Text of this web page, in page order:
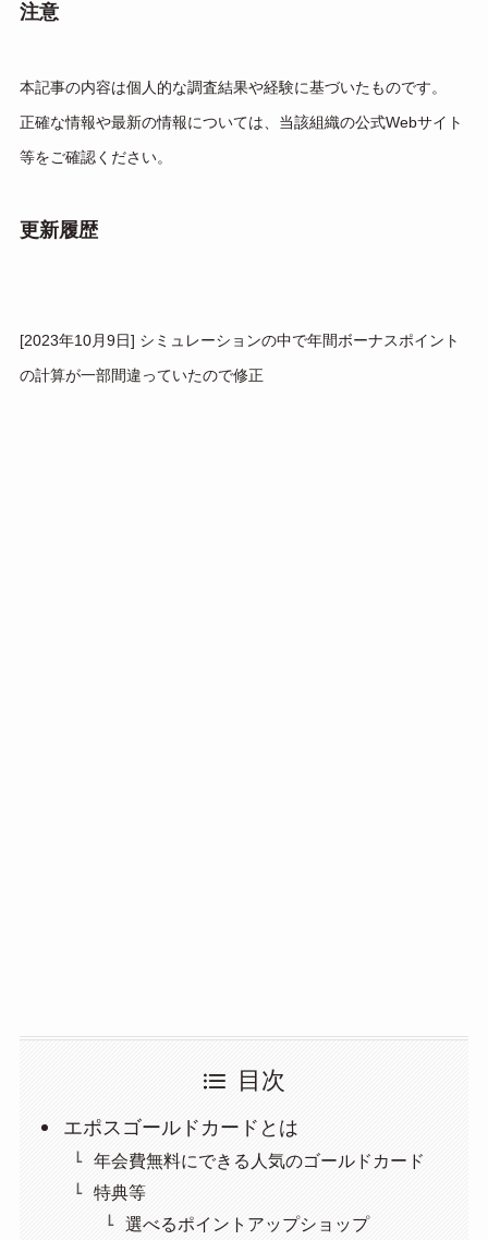
注意
本記事の内容は個人的な調査結果や経験に基づいたものです。
正確な情報や最新の情報については、当該組織の公式Webサイト
等をご確認ください。
更新履歴
[2023年10月9日] シミュレーションの中で年間ボーナスポイント
の計算が一部間違っていたので修正
目次
エポスゴールドカードとは
年会費無料にできる人気のゴールドカード
特典等
選べるポイントアップショップ